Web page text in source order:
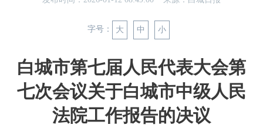
字号： 大 中 小
白城市第七届人民代表大会第
七次会议关于白城市中级人民
法院工作报告的决议